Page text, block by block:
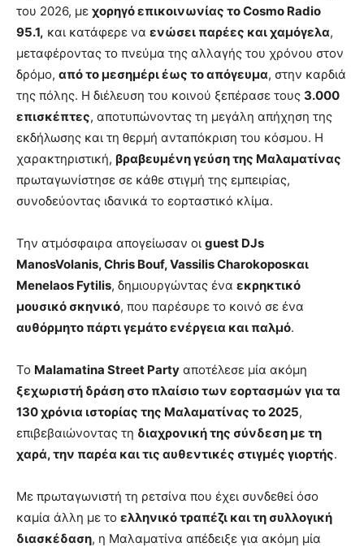
του 2026, με χορηγό επικοινωνίας το Cosmo Radio
95.1, και κατάφερε να ενώσει παρέες και χαμόγελα,
μεταφέροντας το πνεύμα της αλλαγής του χρόνου στον
δρόμο, από το μεσημέρι έως το απόγευμα, στην καρδιά
της πόλης. Η διέλευση του κοινού ξεπέρασε τους 3.000
επισκέπτες, αποτυπώνοντας τη μεγάλη απήχηση της
εκδήλωσης και τη θερμή ανταπόκριση του κόσμου. Η
χαρακτηριστική, βραβευμένη γεύση της Μαλαματίνας
πρωταγωνίστησε σε κάθε στιγμή της εμπειρίας,
συνοδεύοντας ιδανικά το εορταστικό κλίμα.
Την ατμόσφαιρα απογείωσαν οι guest DJs
ManosVolanis, Chris Bouf, Vassilis Charokoposκαι
Menelaos Fytilis, δημιουργώντας ένα εκρηκτικό
μουσικό σκηνικό, που παρέσυρε το κοινό σε ένα
αυθόρμητο πάρτι γεμάτο ενέργεια και παλμό.
Το Malamatina Street Party αποτέλεσε μία ακόμη
ξεχωριστή δράση στο πλαίσιο των εορτασμών για τα
130 χρόνια ιστορίας της Μαλαματίνας το 2025,
επιβεβαιώνοντας τη διαχρονική της σύνδεση με τη
χαρά, την παρέα και τις αυθεντικές στιγμές γιορτής.
Με πρωταγωνιστή τη ρετσίνα που έχει συνδεθεί όσο
καμία άλλη με το ελληνικό τραπέζι και τη συλλογική
διασκέδαση, η Μαλαματίνα απέδειξε για ακόμη μία